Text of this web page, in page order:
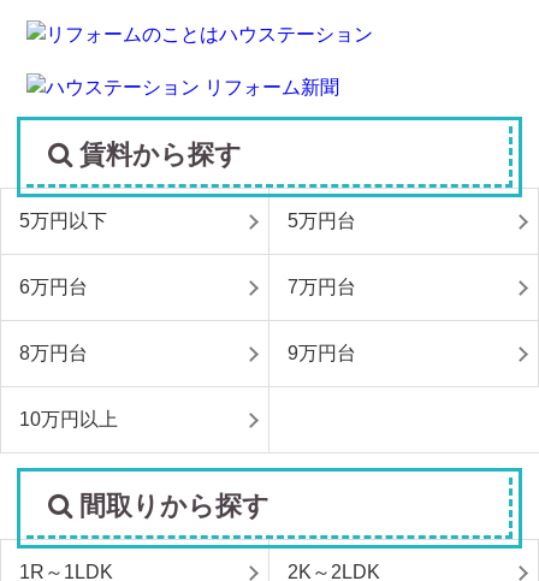
賃料から探す
5万円以下 5万円台
6万円台 7万円台
8万円台 9万円台
10万円以上
間取りから探す
1R～1LDK 2K～2LDK